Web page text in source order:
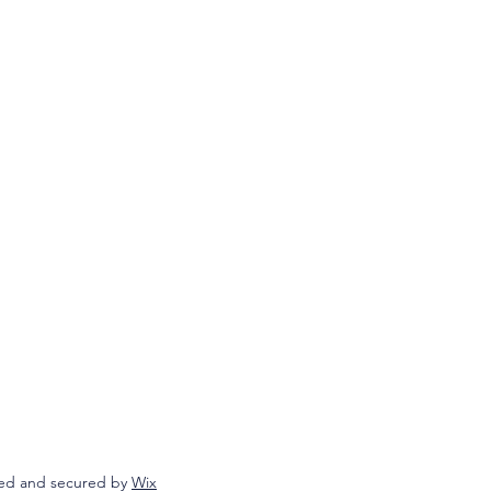
and secured by Wix